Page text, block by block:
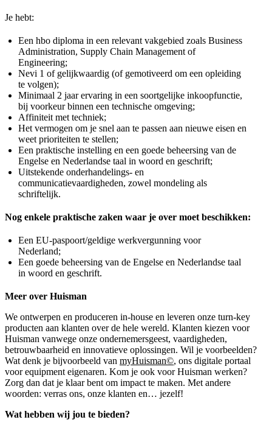
Je hebt:
Een hbo diploma in een relevant vakgebied zoals Business
Administration, Supply Chain Management of
Engineering;
Nevi 1 of gelijkwaardig (of gemotiveerd om een opleiding
te volgen);
Minimaal 2 jaar ervaring in een soortgelijke inkoopfunctie,
bij voorkeur binnen een technische omgeving;
Affiniteit met techniek;
Het vermogen om je snel aan te passen aan nieuwe eisen en
weet prioriteiten te stellen;
Een praktische instelling en een goede beheersing van de
Engelse en Nederlandse taal in woord en geschrift;
Uitstekende onderhandelings- en
communicatievaardigheden, zowel mondeling als
schriftelijk.
Nog enkele praktische zaken waar je over moet beschikken:
Een EU-paspoort/geldige werkvergunning voor
Nederland;
Een goede beheersing van de Engelse en Nederlandse taal
in woord en geschrift.
Meer over Huisman
We ontwerpen en produceren in-house en leveren onze turn-key
producten aan klanten over de hele wereld. Klanten kiezen voor
Huisman vanwege onze ondernemersgeest, vaardigheden,
betrouwbaarheid en innovatieve oplossingen. Wil je voorbeelden?
Wat denk je bijvoorbeeld van myHuisman©, ons digitale portaal
voor equipment eigenaren. Kom je ook voor Huisman werken?
Zorg dan dat je klaar bent om impact te maken. Met andere
woorden: verras ons, onze klanten en… jezelf!
Wat hebben wij jou te bieden?